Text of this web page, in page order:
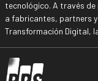
tecnológico. A través
a fabricantes, partners
Transformación Digital,